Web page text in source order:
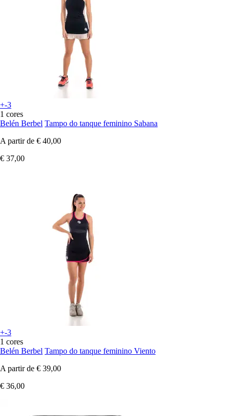
+-3
1 cores
Belén Berbel Tampo do tanque feminino Sabana
A partir de € 40,00
€ 37,00
+-3
1 cores
Belén Berbel Tampo do tanque feminino Viento
A partir de € 39,00
€ 36,00